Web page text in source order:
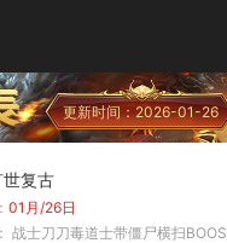
更新时间：2026-01-26
世复古
01月/26日
战士刀刀毒道士带僵尸横扫BOOS